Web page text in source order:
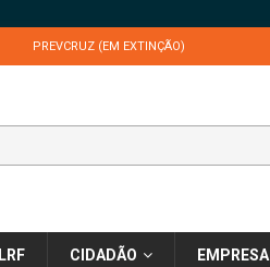
PREVCRUZ (EM EXTINÇÃO)
LRF CIDADÃO EMPRESA